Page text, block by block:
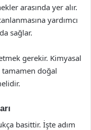
arasında yer alır.
yardımcı
sağlar.
gerekir. Kimyasal
tamamen doğal
basittir. İşte adım